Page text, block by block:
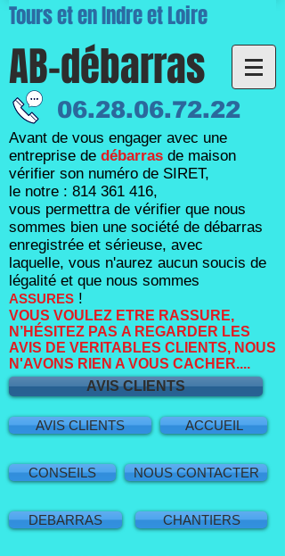
Tours et en Indre et Loire
AB-débarras
06.28.06.72.22
Avant de vous engager avec une
entreprise de débarras de maison
vérifier son numéro de SIRET,
le notre : 814 361 416,
vous permettra de vérifier que nous
sommes bien une société de débarras
enregistrée et sérieuse, avec
laquelle, vous n'aurez aucun soucis de
légalité et que nous sommes
ASSURES !
VOUS VOULEZ ETRE RASSURE,
N’HÉSITEZ PAS A REGARDER LES
AVIS DE VERITABLES CLIENTS, NOUS
N'AVONS RIEN A VOUS CACHER....
AVIS CLIENTS
AVIS CLIENTS ACCUEIL
CONSEILS
DEBARRAS
NOUS CONTACTER
CHANTIERS